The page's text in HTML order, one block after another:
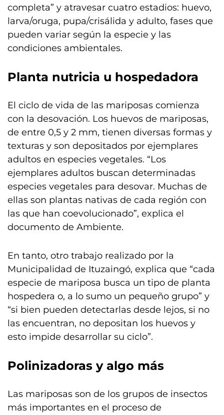
completa” y atravesar cuatro estadios: huevo,
larva/oruga, pupa/crisálida y adulto, fases que
pueden variar según la especie y las
condiciones ambientales.
Planta nutricia u hospedadora
El ciclo de vida de las mariposas comienza
con la desovación. Los huevos de mariposas,
de entre 0,5 y 2 mm, tienen diversas formas y
texturas y son depositados por ejemplares
adultos en especies vegetales. “Los
ejemplares adultos buscan determinadas
especies vegetales para desovar. Muchas de
ellas son plantas nativas de cada región con
las que han coevolucionado”, explica el
documento de Ambiente.
En tanto, otro trabajo realizado por la
Municipalidad de Ituzaingó, explica que “cada
especie de mariposa busca un tipo de planta
hospedera o, a lo sumo un pequeño grupo” y
“si bien pueden detectarlas desde lejos, si no
las encuentran, no depositan los huevos y
esto impide desarrollar su ciclo”.
Polinizadoras y algo más
Las mariposas son de los grupos de insectos
más importantes en el proceso de